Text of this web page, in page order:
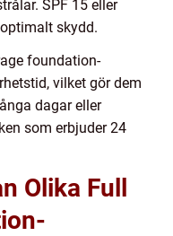
SPF 15 eller
skydd.
foundation-
vilket gör dem
dagar eller
som erbjuder 24
Olika Full